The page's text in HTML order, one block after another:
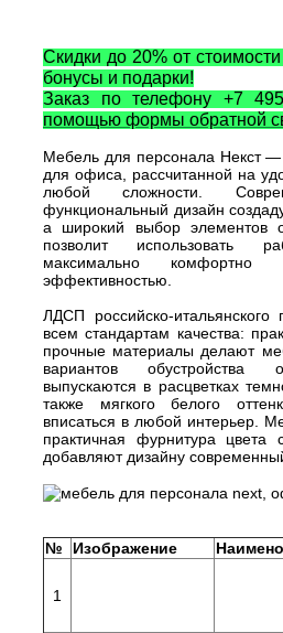
Скидки до 20% от
бонусы и подарки!
Заказ по телефону +7
помощью формы обратной
Мебель для персонала Некст —
для офиса, рассчитанной на
любой сложности.
функциональный дизайн
а широкий выбор элементов
позволит использовать
максимально
эффективностью.
ЛДСП российско-итальянского
всем стандартам качества:
прочные материалы делают
вариантов обустройства
выпускаются в расцветках
также мягкого белого
вписаться в любой интерьер.
практичная фурнитура цвета
добавляют дизайну
№ Изображение
1